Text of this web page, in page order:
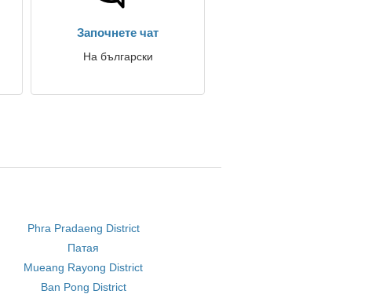
Започнете чат
На български
Phra Pradaeng District
Патая
Mueang Rayong District
Ban Pong District